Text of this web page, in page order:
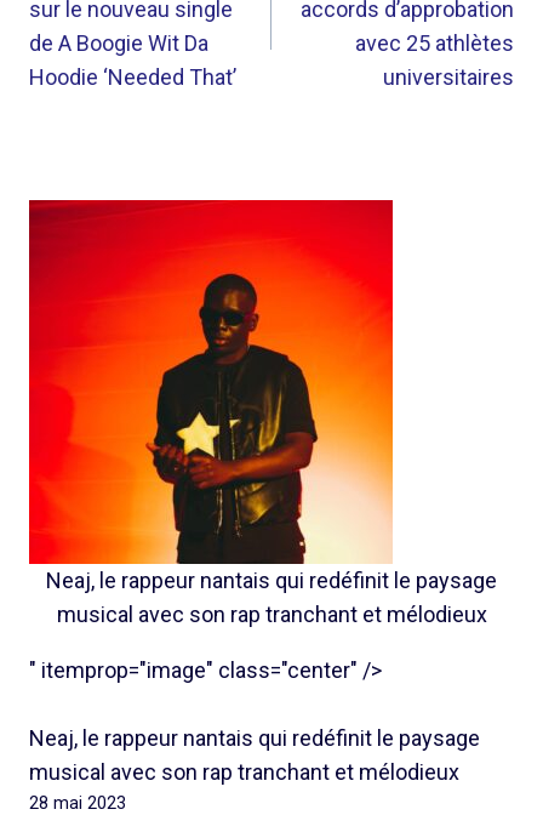
L’ARTICLE
sur le nouveau single
de A Boogie Wit Da
Hoodie ‘Needed That’
accords d’approbation
avec 25 athlètes
universitaires
Neaj, le rappeur nantais qui redéfinit le paysage
musical avec son rap tranchant et mélodieux
" itemprop="image" class="center" />
Neaj, le rappeur nantais qui redéfinit le paysage
musical avec son rap tranchant et mélodieux
28 mai 2023